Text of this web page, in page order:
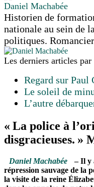
Daniel Machabée
Historien de
nationale au sein de
politiques.
Les derniers articles
Regard sur Paul
Le soleil de
L’autre
« La police à
disgracieuses. »
Daniel Machabée
– Il y
répression sauvage de la
la visite de la reine